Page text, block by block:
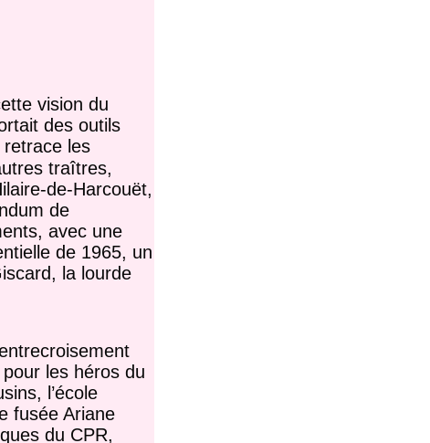
vision du
des outils
retrace les
traîtres,
de-Harcouët,
de
avec une
de 1965, un
la lourde
les héros du
l’école
fusée Ariane
du CPR,